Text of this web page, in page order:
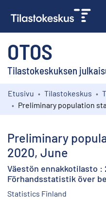
OTOS
Tilastokeskuksen
Kokoelmat
Etusivu Tilastokeskus
Preliminary
2020, June
Väestön ennakkotilasto :
Förhandsstatistik över
Statistics Finland